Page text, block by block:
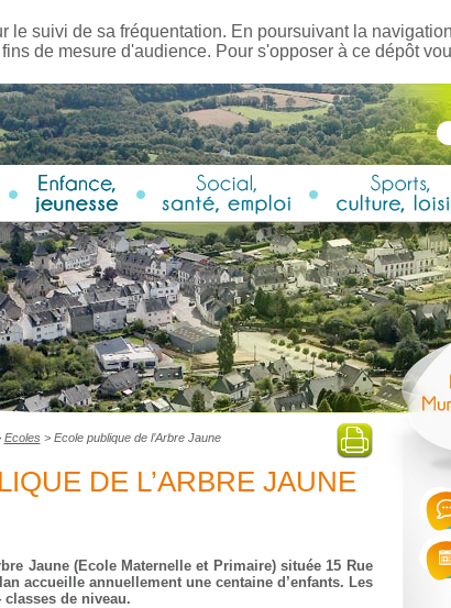
le suivi de sa fréquentation. En poursuivant la
de mesure d'audience. Pour s'opposer à ce dépôt
Ecoles> Ecole publique de l’Arbre Jaune
DE L’ARBRE JAUNE
Jaune (Ecole Maternelle et Primaire) située 15 Rue
accueille annuellement une centaine d’enfants. Les
de niveau.